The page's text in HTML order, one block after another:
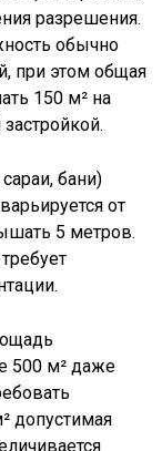
разрешения.
обычно
при этом общая
150 м² на
бани)
от
5 метров.
500 м² даже
допустимая